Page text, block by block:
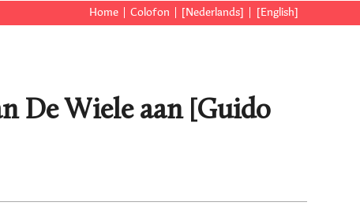
Home Colofon [Nederlands] [English]
De Wiele aan [Guido